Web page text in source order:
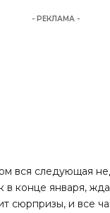
- РЕКЛАМА -
вся следующая
в конце января,
сюрпризы, и все